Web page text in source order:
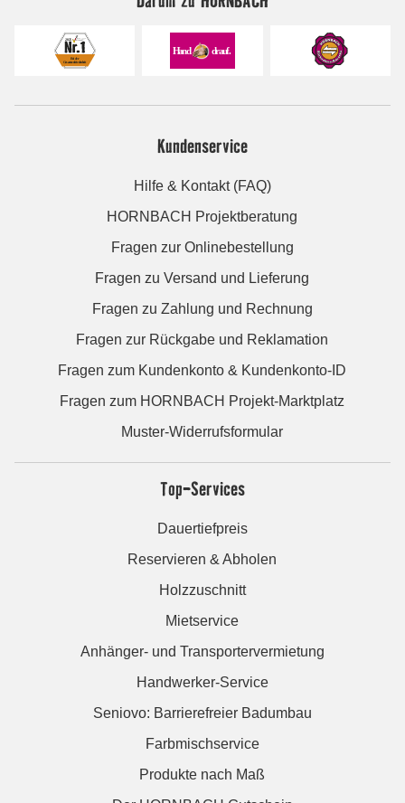
Kundenservice
Hilfe & Kontakt (FAQ)
HORNBACH Projektberatung
Fragen zur Onlinebestellung
Fragen zu Versand und Lieferung
Fragen zu Zahlung und Rechnung
Fragen zur Rückgabe und Reklamation
Fragen zum Kundenkonto & Kundenkonto-ID
Fragen zum HORNBACH Projekt-Marktplatz
Muster-Widerrufsformular
Top-Services
Dauertiefpreis
Reservieren & Abholen
Holzzuschnitt
Mietservice
Anhänger- und Transportervermietung
Handwerker-Service
Seniovo: Barrierefreier Badumbau
Farbmischservice
Produkte nach Maß